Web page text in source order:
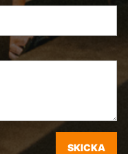
SKICKA